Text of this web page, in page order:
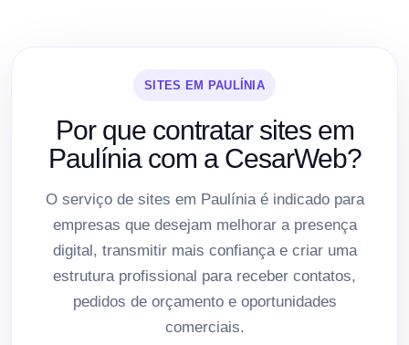
SITES EM PAULÍNIA
Por que contratar sites em
Paulínia com a CesarWeb?
O serviço de sites em Paulínia é indicado para
empresas que desejam melhorar a presença
digital, transmitir mais confiança e criar uma
estrutura profissional para receber contatos,
pedidos de orçamento e oportunidades
comerciais.